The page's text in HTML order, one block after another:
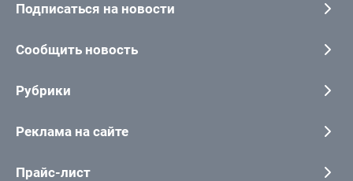
Подписаться на новости
Сообщить новость
Рубрики
Реклама на сайте
Прайс-лист